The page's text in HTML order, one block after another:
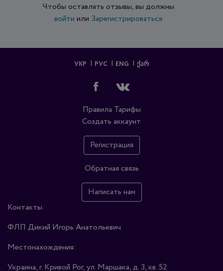
Чтобы оставлять отзывы, вы должны
войти или Зарегистрироваться
УКР РУС ENG ᲥᲐᲠ
Правила Тарифы
Создать аккаунт
Регистрация
Обратная связь
Написать нам
Контакты:
ФЛП Дикий Игорь Анатольевич
Местонахождения:
Украина, г. Кривой Рог, ул. Маршака, д. 3, кв. 52